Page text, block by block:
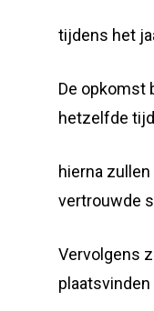
tijdens het
De opkomst
hetzelfde
hierna
vertrouwde
Vervolgens